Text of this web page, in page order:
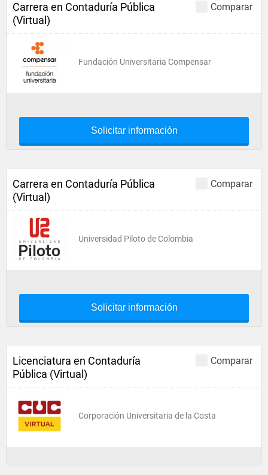
Comparar
Carrera en Contaduría Pública
(Virtual)
Fundación Universitaria Compensar
Solicitar información
Comparar
Carrera en Contaduría Pública
(Virtual)
Universidad Piloto de Colombia
Solicitar información
Comparar
Licenciatura en Contaduría
Pública (Virtual)
Corporación Universitaria de la Costa